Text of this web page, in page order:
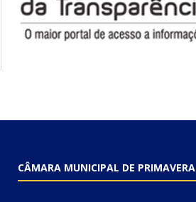
CÂMARA MUNICIPAL DE PRIMAVERA